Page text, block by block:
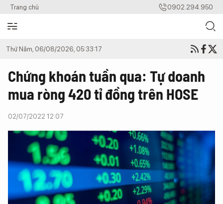
Trang chủ 0902.294.950
Thứ Năm, 06/08/2026, 05:33:17
Chứng khoán tuần qua: Tự doanh
mua ròng 420 tỉ đồng trên HOSE
02/07/2022 12:07